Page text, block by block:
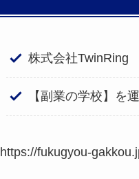
株式会社TwinRing
【副業の学校】を
https://fukugyou-